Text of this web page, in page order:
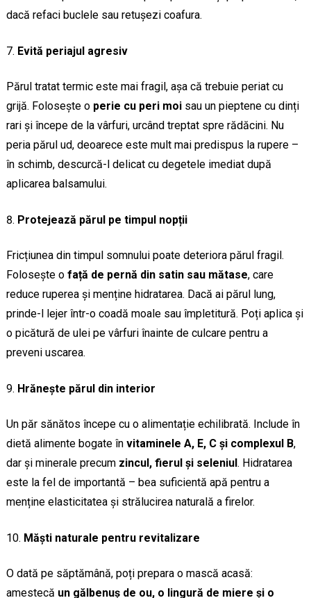
dacă refaci buclele sau retușezi coafura.
Evită periajul agresiv
Părul tratat termic este mai fragil, așa că trebuie periat cu
grijă. Folosește o perie cu peri moisau un pieptene cu dinți
rari și începe de la vârfuri, urcând treptat spre rădăcini. Nu
peria părul ud, deoarece este mult mai predispus la rupere –
în schimb, descurcă-l delicat cu degetele imediat după
aplicarea balsamului.
Protejează părul pe timpul nopții
Fricțiunea din timpul somnului poate deteriora părul fragil.
Folosește o față de pernă din satin sau mătase, care
reduce ruperea și menține hidratarea. Dacă ai părul lung,
prinde-l lejer într-o coadă moale sau împletitură. Poți aplica și
o picătură de ulei pe vârfuri înainte de culcare pentru a
preveni uscarea.
Hrănește părul din interior
Un păr sănătos începe cu o alimentație echilibrată. Include în
dietă alimente bogate în vitaminele A, E, C și complexul B,
dar și minerale precum zincul, fierul și seleniul . Hidratarea
este la fel de importantă – bea suficientă apă pentru a
menține elasticitatea și strălucirea naturală a firelor.
Măști naturale pentru revitalizare
O dată pe săptămână, poți prepara o mască acasă:
amestecă un gălbenuș de ou, o lingură de miere și o